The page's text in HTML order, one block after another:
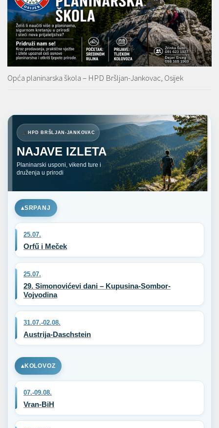
Opća planinarska škola – HPD Bršljan-Jankovac, Osijek
HPD BRŠLJAN-JANKOVAC
NAJAVE IZLETA
Planinarski usponi, vikend ture i
druženja u prirodi
SRPANJ
25.07.
Orfű i Meček
25.07.
29. Simonovićevi dani – Kupusina-Sombor-
Vojvodina
31.07.-02.08.
Austrija-Daschstein
KOLOVOZ
07.-09.08.
Vran-BiH